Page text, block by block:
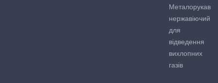
Металорукав
нержавіючий
для
відведення
вихлопних
газів